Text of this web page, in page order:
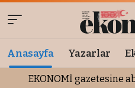
Anasayfa Yazarlar
EKONOMİ gazetesine